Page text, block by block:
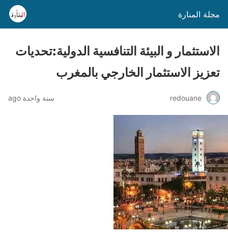
مجلة المنارة
الاستثمار و البيئة التنافسية الدولية:تحديات
تعزيز الاستثمار الخارجي بالمغرب
redouane سنة واحدة ago